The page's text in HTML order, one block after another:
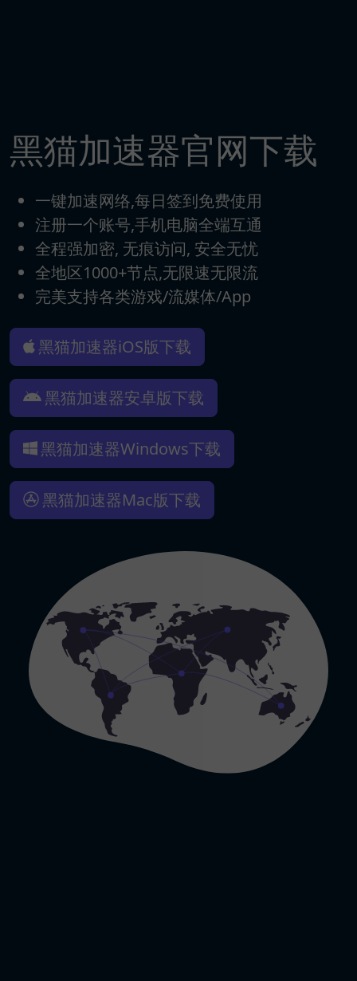
黑猫加速器官网下载
一键加速网络,每日签到免费使用
注册一个账号,手机电脑全端互通
全程强加密, 无痕访问, 安全无忧
全地区1000+节点,无限速无限流
完美支持各类游戏/流媒体/App
黑猫加速器iOS版下载
黑猫加速器安卓版下载
黑猫加速器Windows下载
黑猫加速器Mac版下载